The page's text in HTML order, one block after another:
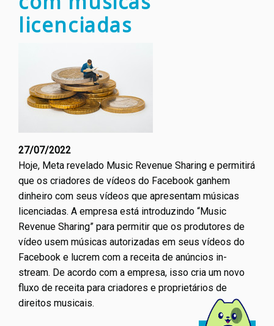
licenciadas
27/07/2022
Hoje, Meta revelado Music Revenue Sharing e permitirá
que os criadores de vídeos do Facebook ganhem
dinheiro com seus vídeos que apresentam músicas
licenciadas. A empresa está introduzindo “Music
Revenue Sharing” para permitir que os produtores de
vídeo usem músicas autorizadas em seus vídeos do
Facebook e lucrem com a receita de anúncios in-
stream. De acordo com a empresa, isso cria um novo
fluxo de receita para criadores e proprietários de
direitos musicais.